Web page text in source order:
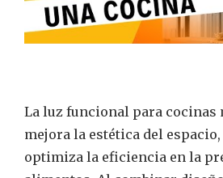
La luz funcional para cocinas
mejora la estética del
optimiza la eficiencia en la